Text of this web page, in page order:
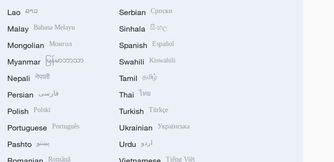
Lao ລາວ
Malay Bahasa Melayu
Mongolian Монгол
Myanmar မြန်မာဘာသာ
Nepali नेपाली
Persian فارسی
Polish Polski
Portuguese Português
Pashto پښتو
Română
Serbian Српски
Sinhala සිංහල
Spanish Español
Swahili Kiswahili
Tamil தமிழ்
Thai ไทย
Turkish Türkçe
Ukrainian Українська
Urdu اردو
Tiếng Việt